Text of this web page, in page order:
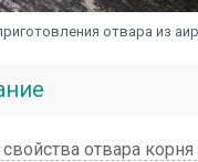
отвара из
отвара корня